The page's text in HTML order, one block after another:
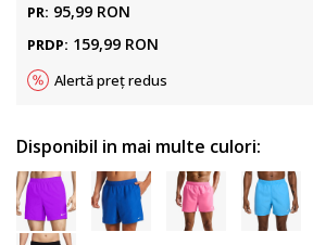
PR: 95,99 RON
PRDP: 159,99 RON
Alertă preț redus
Disponibil in mai multe culori: